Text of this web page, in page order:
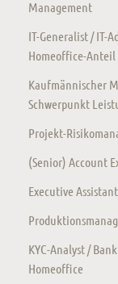
Management
IT-Generalist / IT-
Homeoffice-Anteil
Kaufmännischer
Schwerpunkt
Projekt-
(Senior) Account
Executive
KYC-Analyst /
Homeoffice